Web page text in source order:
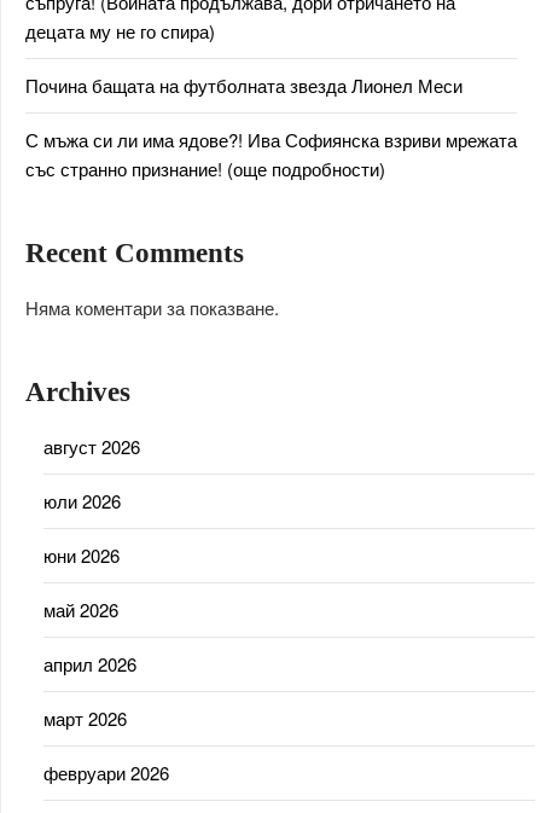
децата му не го спира)
Почина бащата на футболната звезда Лионел Меси
С мъжа си ли има ядове?! Ива Софиянска взриви мрежата
със странно признание! (още подробности)
Recent Comments
Няма коментари за показване.
Archives
август 2026
юли 2026
юни 2026
май 2026
април 2026
март 2026
февруари 2026